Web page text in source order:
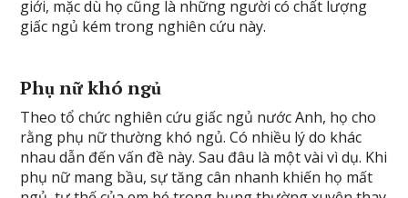
giới, mặc dù họ cũng là những người có chất lượng
giấc ngủ kém trong nghiên cứu này.
Phụ nữ khó ngủ
Theo tổ chức nghiên cứu giấc ngủ nước Anh, họ cho
rằng phụ nữ thường khó ngủ. Có nhiều lý do khác
nhau dẫn đến vấn đề này. Sau đâu là một vài vì dụ. Khi
phụ nữ mang bầu, sự tăng cân nhanh khiến họ mất